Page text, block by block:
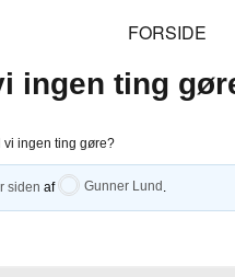
FORSIDE
ingen ting
vi ingen ting gøre?
siden af Gunner Lund